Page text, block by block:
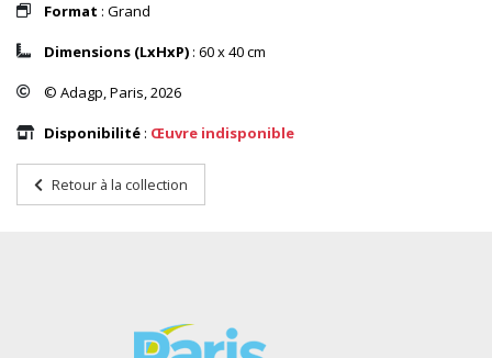
Format : Grand
Dimensions (LxHxP) : 60 x 40 cm
© Adagp, Paris, 2026
Disponibilité : Œuvre indisponible
Retour à la collection